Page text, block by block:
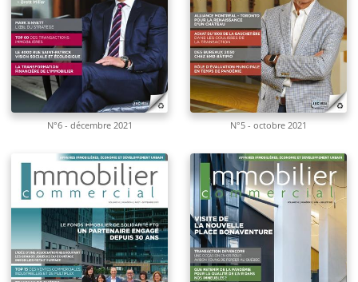
N°6 - décembre 2021 N°5 - octobre 2021